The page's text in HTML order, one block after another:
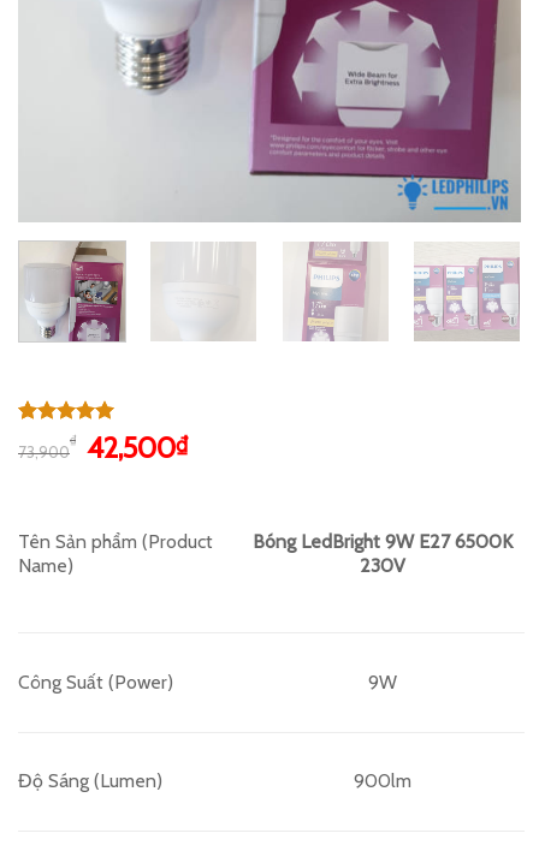
trên 5
dựa trên
73,900
₫
Giá
73,900₫.
42,500₫Giá
là:
42,500₫.
Tên Sản phẩm (Product
Name)
Bóng LedBright 9W E27 6500K
230V
Công Suất (Power) 9W
Độ Sáng (Lumen) 900lm